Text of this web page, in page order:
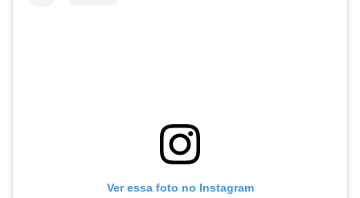
Ver essa foto no Instagram